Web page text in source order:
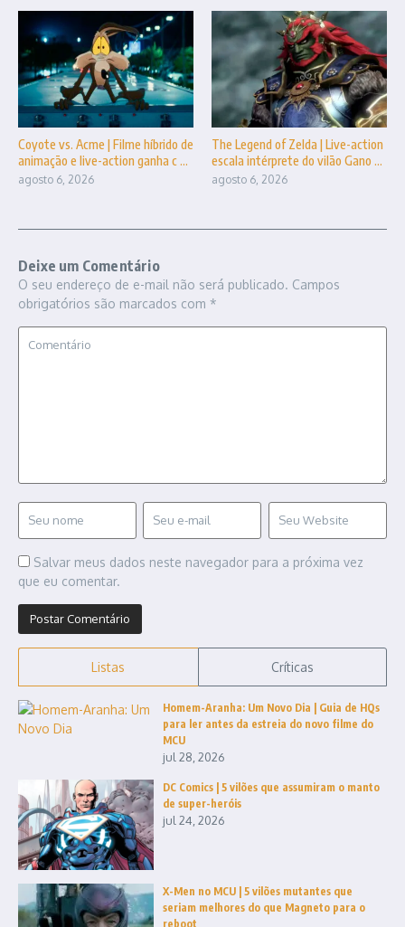
Coyote vs. Acme | Filme híbrido de
animação e live-action ganha c ...
agosto 6, 2026
The Legend of Zelda | Live-action
escala intérprete do vilão Gano ...
agosto 6, 2026
Deixe um Comentário
O seu endereço de e-mail não será publicado. Campos
obrigatórios são marcados com *
Salvar meus dados neste navegador para a próxima vez
que eu comentar.
Listas Críticas
Homem-Aranha: Um Novo Dia | Guia de HQs
para ler antes da estreia do novo filme do
MCU
jul 28, 2026
DC Comics | 5 vilões que assumiram o manto
de super-heróis
jul 24, 2026
X-Men no MCU | 5 vilões mutantes que
seriam melhores do que Magneto para o
reboot